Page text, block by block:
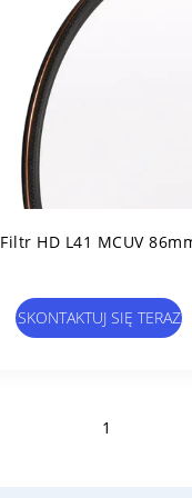
Filtr HD L41 MCUV
SKONTAKTUJ SIĘ TERAZ
1